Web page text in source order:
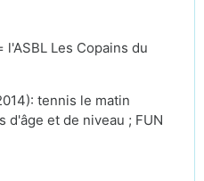
l'ASBL Les Copains du
tennis le matin
et de niveau ; FUN